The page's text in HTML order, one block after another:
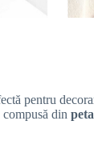
pentru
din